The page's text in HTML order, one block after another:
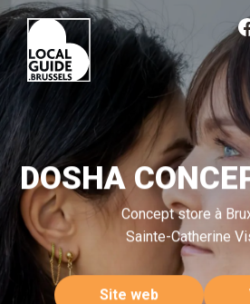
DOSHA
Concept store à
Sainte-Catherine
Site web